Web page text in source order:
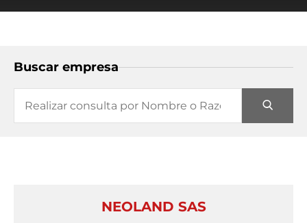
Buscar empresa
NEOLAND SAS